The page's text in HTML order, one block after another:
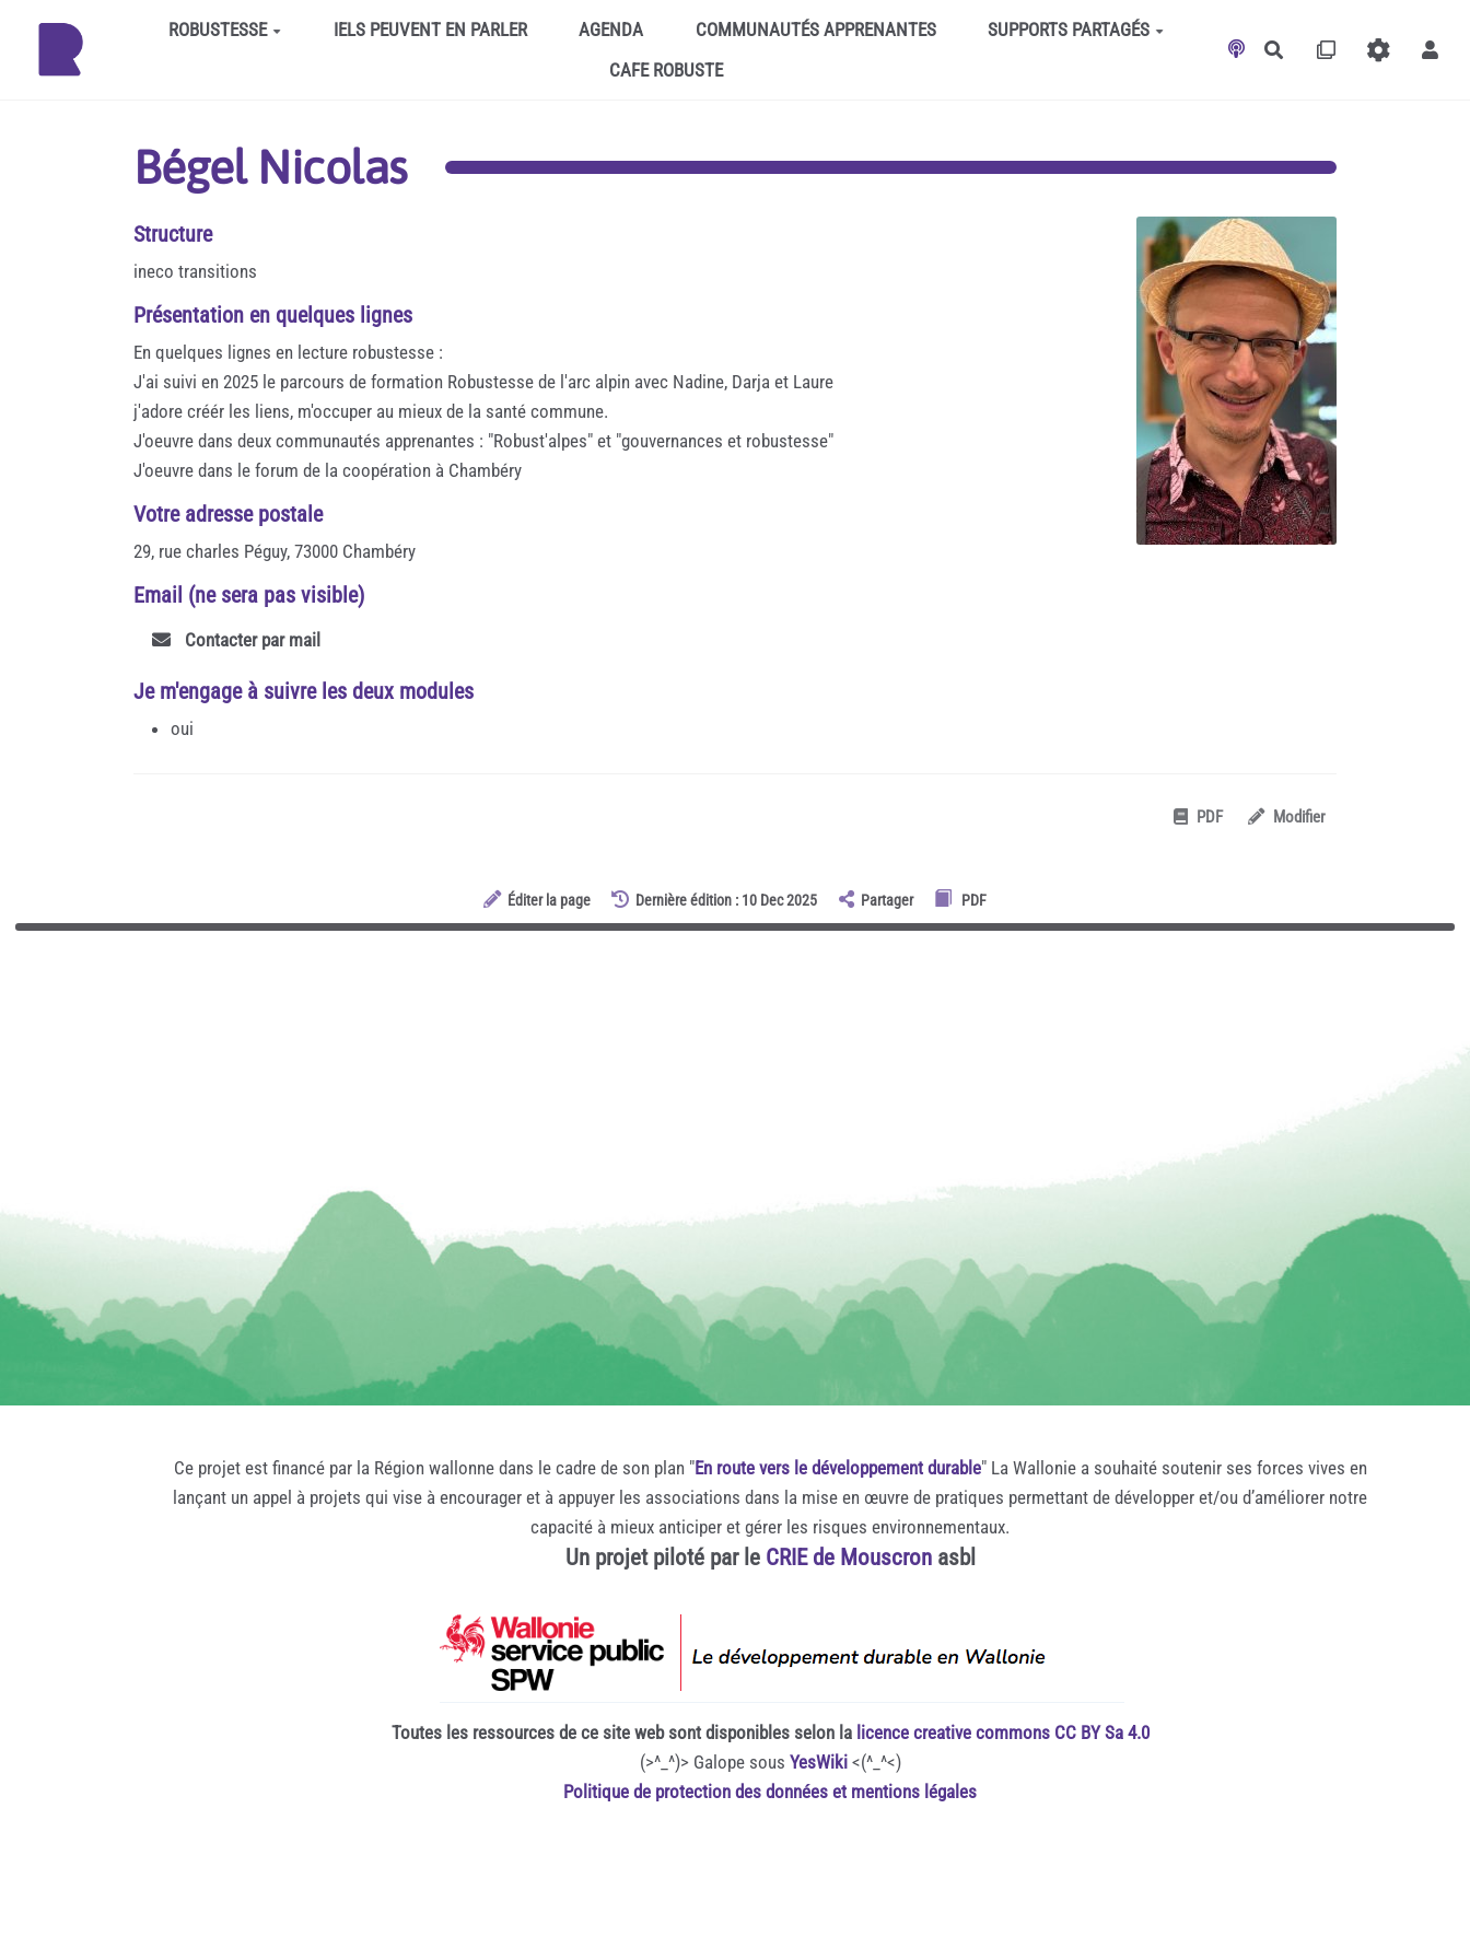
Aller au contenu principalROBUSTESSE IELS PEUVENT EN PARLER AGENDA COMMUNAUTÉS APPRENANTES
SUPPORTS PARTAGÉS
CAFE ROBUSTE
Rechercher
Bégel Nicolas
Structure
ineco transitions
Présentation en quelques lignes
En quelques lignes en lecture robustesse :
J'ai suivi en 2025 le parcours de formation Robustesse de l'arc alpin avec Nadine, Darja et Laure
j'adore créér les liens, m'occuper au mieux de la santé commune.
J'oeuvre dans deux communautés apprenantes : "Robust'alpes" et "gouvernances et robustesse"
J'oeuvre dans le forum de la coopération à Chambéry
Votre adresse postale
29, rue charles Péguy, 73000 Chambéry
Email (ne sera pas visible)
Contacter par mail
Je m'engage à suivre les deux modules
oui
PDF Modifier
Éditer la page Dernière édition : 10 Dec 2025 Partager PDF
Ce projet est financé par la Région wallonne dans le cadre de son plan "En route vers le développement durable" La Wallonie a souhaité soutenir ses forces vives en
lançant un appel à projets qui vise à encourager et à appuyer les associations dans la mise en œuvre de pratiques permettant de développer et/ou d’améliorer notre
capacité à mieux anticiper et gérer les risques environnementaux.
Un projet piloté par le CRIE de Mouscronasbl
Toutes les ressources de ce site web sont disponibles selon la licence creative commons CC BY Sa 4.0
(>^_^)> Galope sous YesWiki<(^_^<)
Politique de protection des données et mentions légales